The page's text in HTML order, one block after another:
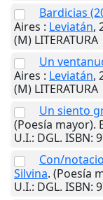
Bardicias
Aires : Leviatán,
(M) LITERATURA
Un
Aires : Leviatán,
(M) LITERATURA
Un siento
(Poesía mayor).
U.I.: DGL. ISBN:
Con/
Silvina. (Poesía
U.I.: DGL. ISBN: